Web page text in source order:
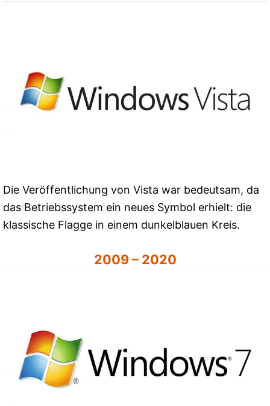
Die Veröffentlichung von Vista war bedeutsam, da
das Betriebssystem ein neues Symbol erhielt: die
klassische Flagge in einem dunkelblauen Kreis.
2009 – 2020